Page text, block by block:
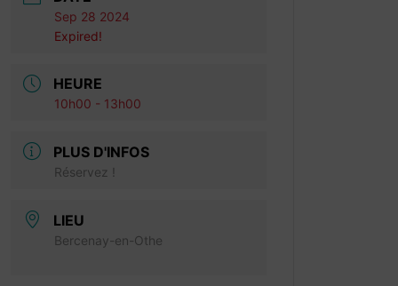
Sep 28 2024
Expired!
HEURE
10h00 - 13h00
PLUS D'INFOS
Réservez !
LIEU
Bercenay-en-Othe